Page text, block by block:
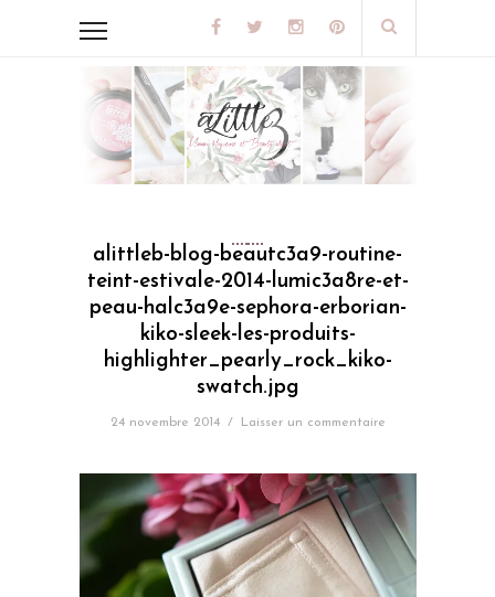
alittleb-blog-beautc3a9-routine-
teint-estivale-2014-lumic3a8re-et-
peau-halc3a9e-sephora-erborian-
kiko-sleek-les-produits-
highlighter_pearly_rock_kiko-
swatch.jpg
24 novembre 2014 / Laisser un commentaire